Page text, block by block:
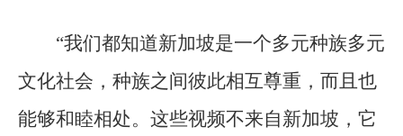
“我们都知道新加坡是一个多元种族多元
文化社会，种族之间彼此相互尊重，而且也
能够和睦相处。这些视频不来自新加坡，它